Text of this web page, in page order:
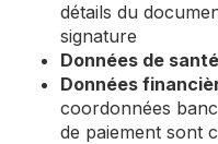
détails du
signature
Données de
Données
coordonnées
de paiement sont